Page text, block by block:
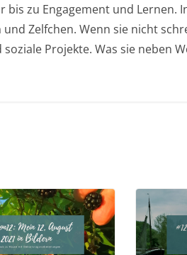
bis zu Engagement und Lernen.
Zelfchen. Wenn sie nicht
Projekte. Was sie neben